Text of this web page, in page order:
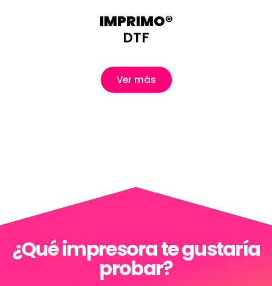
IMPRIMO®
DTF
Ver más
¿Qué impresora te gustaría
probar?